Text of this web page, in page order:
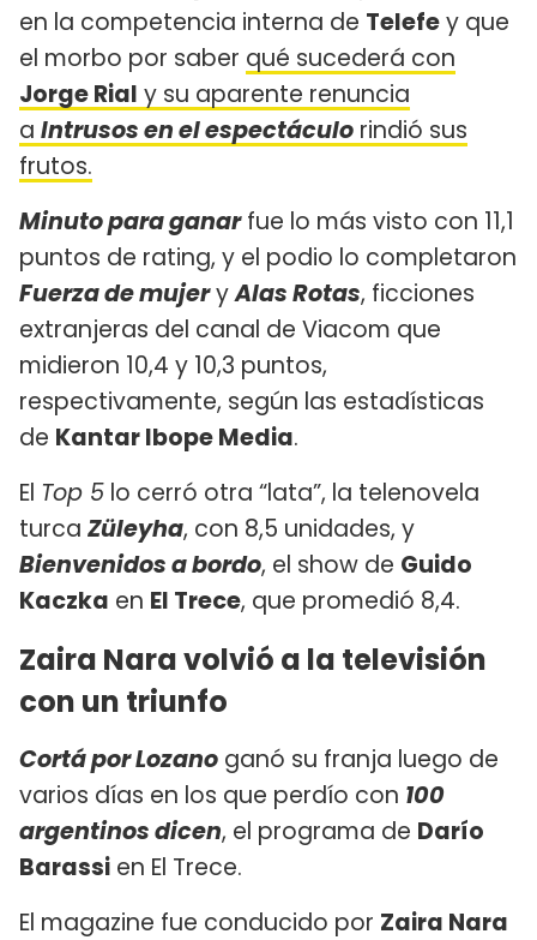
en la competencia interna de Telefey que
el morbo por saber qué sucederá con
Jorge Rial y su aparente renuncia
a Intrusos en el espectáculo rindió sus
frutos.
Minuto para ganarfue lo más visto con 11,1
puntos de rating, y el podio lo completaron
Fuerza de mujeryAlas Rotas, ficciones
extranjeras del canal de Viacom que
midieron 10,4 y 10,3 puntos,
respectivamente, según las estadísticas
de Kantar Ibope Media.
El Top 5 lo cerró otra “lata”, la telenovela
turca Züleyha, con 8,5 unidades, y
Bienvenidos a bordo, el show de Guido
Kaczka en El Trece, que promedió 8,4.
Zaira Nara volvió a la televisión
con un triunfo
Cortá por Lozano ganó su franja luego de
varios días en los que perdío con 100
argentinos dicen, el programa de Darío
Barassi en El Trece.
El magazine fue conducido por Zaira Nara